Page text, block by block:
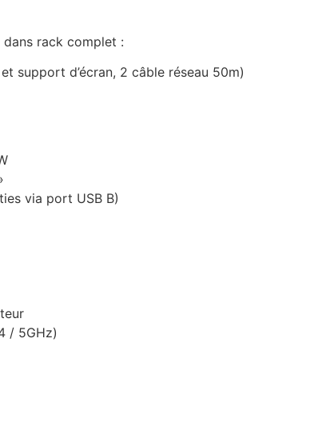
dans rack complet :
support d’écran, 2 câble réseau 50m)
via port USB B)
/ 5GHz)